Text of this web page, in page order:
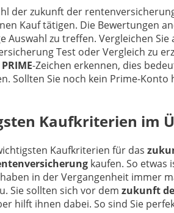
der zukunft der
Kauf tätigen. Die Bewertungen
zu treffen. Vergleichen Sie
Test oder Vergleich zu
PRIME-Zeichen erkennen, dies
Sollten Sie noch kein Prime-Konto
Kaufkriterien im
Kaufkriterien für das
kaufen. So etwas
in der Vergangenheit immer
Sie sollten sich vor dem zukunft
hilft ihnen dabei. So sind Sie